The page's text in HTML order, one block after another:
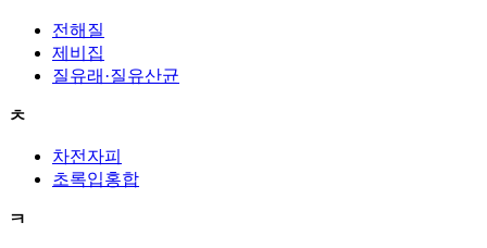
전해질
제비집
질유래·질유산균
ㅊ
차전자피
초록입홍합
ㅋ